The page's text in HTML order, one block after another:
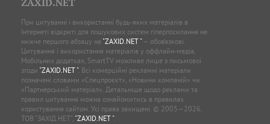
ZAXID.NET
При цитуванні і використанні будь-яких матеріалів в
Інтернеті відкриті для пошукових систем гіперпосилання не
нижче першого абзацу на "ZAXID.NET "— обов’язкові.
Цитування і використання матеріалів у оффлайн-медіа,
Мобільних додатках, SmartTV можливе лише з письмової
згоди "ZAXID.NET ". Всі комерційні рекламні матеріали
позначені словами «Спецпроєкт», «Новини компаній» чи
«Партнерський матеріал». Детальніше щодо реклами та
правил цитування можна ознайомитись в правилах
користування сайтом. Усі права захищені. © 2005—2026,
ТОВ “ЗАХІД.НЕТ”, "ZAXID.NET ".